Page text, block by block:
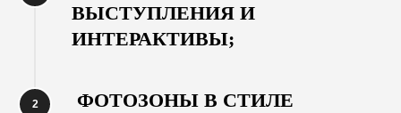
ВЫСТУПЛЕНИЯ И
ИНТЕРАКТИВЫ;
ФОТОЗОНЫ В СТИЛЕ